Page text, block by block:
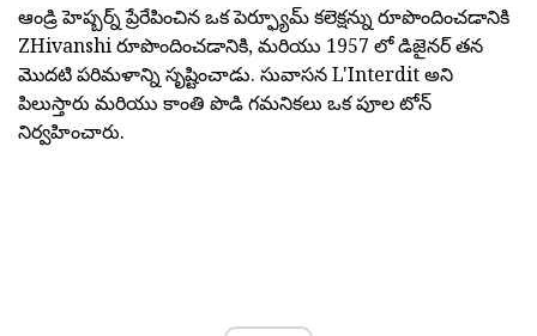
ఆండ్రి హెప్బర్న్ ప్రేరేపించిన ఒక పెర్ఫ్యూమ్ కలెక్షన్ను రూపొందించడానికి
ZHivanshi రూపొందించడానికి, మరియు 1957 లో డిజైనర్ తన
మొదటి పరిమళాన్ని సృష్టించాడు. సువాసన L'Interdit అని
పిలుస్తారు మరియు కాంతి పొడి గమనికలు ఒక పూల టోన్
నిర్వహించారు.